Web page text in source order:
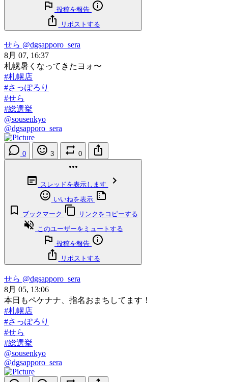
投稿を報告
リポストする
せら @dgsapporo_sera
8月 07, 16:37
札幌暑くなってきたヨォ〜
#札幌店
#さっぽろり
#せら
#総選挙
@sousenkyo
@dgsapporo_sera
0 3 0
スレッドを表示します
いいねを表示
ブックマーク
リンクをコピーする
このユーザーをミュートする
投稿を報告
リポストする
せら @dgsapporo_sera
8月 05, 13:06
本日もペケナナ、指名おまちしてます！
#札幌店
#さっぽろり
#せら
#総選挙
@sousenkyo
@dgsapporo_sera